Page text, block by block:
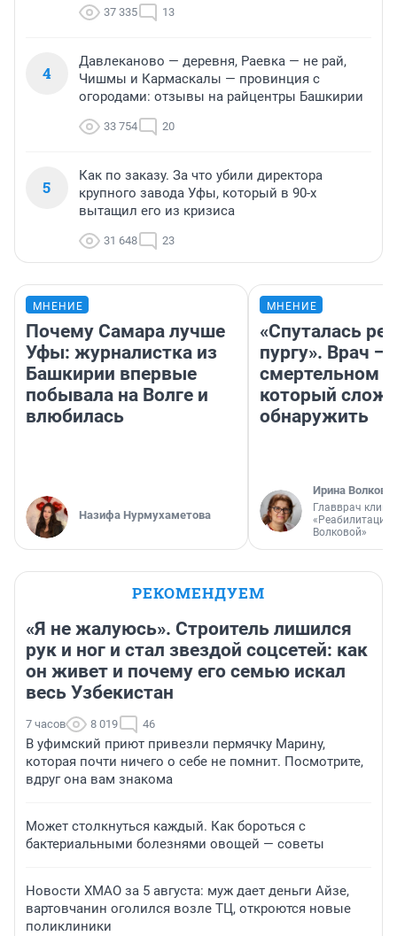
37 335 13
4
Давлеканово — деревня, Раевка — не рай,
Чишмы и Кармаскалы — провинция с
огородами: отзывы на райцентры Башкирии
33 754 20
5
Как по заказу. За что убили директора
крупного завода Уфы, который в 90-х
вытащил его из кризиса
31 648 23
МНЕНИЕ
Почему Самара лучше
Уфы: журналистка из
Башкирии впервые
побывала на Волге и
влюбилась
Назифа Нурмухаметова
МНЕНИЕ
«Спуталась
пургу». Врач —
смертельном
который
обнаружить
Ирина Волкова
Главврач
«Реабилитация
Волковой»
РЕКОМЕНДУЕМ
«Я не жалуюсь». Строитель лишился
рук и ног и стал звездой соцсетей: как
он живет и почему его семью искал
весь Узбекистан
7 часов 8 019 46
В уфимский приют привезли пермячку Марину,
которая почти ничего о себе не помнит. Посмотрите,
вдруг она вам знакома
Может столкнуться каждый. Как бороться с
бактериальными болезнями овощей — советы
Новости ХМАО за 5 августа: муж дает деньги Айзе,
вартовчанин оголился возле ТЦ, откроются новые
поликлиники